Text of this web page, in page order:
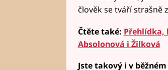
člověk se tváří strašně
Čtěte také: Přehlídka,
Absolonová i Žilková
Jste takový i v